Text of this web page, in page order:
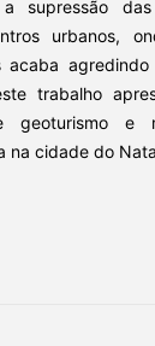
supressão
urbanos,
acaba
trabalho
geoturismo
na cidade do